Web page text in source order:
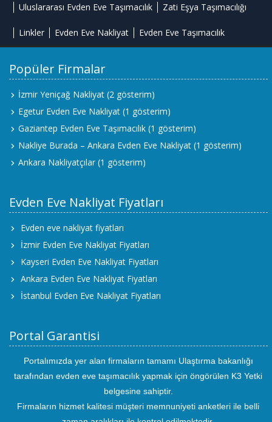
Uluslararası Evden Eve Taşımacılık Zati Eşya Taşımacılığı
Linkler Evden Eve Nakliyat Evden Eve Taşımacılık
Popüler Firmalar
İzmir Yeniçağ Nakliyat (2 gösterim)
Egetur Evden Eve Nakliyat (1 gösterim)
Gaziantep Evden Eve Taşımacılık (1 gösterim)
Nakliye Burada – Ankara Evden Eve Nakliyat (1 gösterim)
Ankara Nakliyatçılar (1 gösterim)
Evden Eve Nakliyat Fiyatları
Evden eve nakliyat fiyatları
İzmir Evden Eve Nakliyat Fiyatları
Kayseri Evden Eve Nakliyat Fiyatları
Ankara Evden Eve Nakliyat Fiyatları
İstanbul Evden Eve Nakliyat Fiyatları
Portal Garantisi
Portalımızda yer alan firmaların tamamı Ulaştırma bakanlığı
tarafından evden eve taşımacılık yapmak için öngörülen K3 Yetki
belgesine sahiptir.
Firmaların hizmet kalitesi müşteri memnuniyeti anketleri ile belli